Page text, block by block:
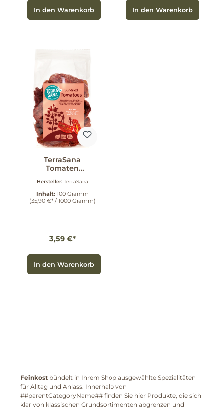
In den Warenkorb In den Warenkorb
TerraSana
Tomaten
100 g
Hersteller: TerraSana
Inhalt: 100 Gramm
(35,90 €* / 1000 Gramm)
3,59 €*
In den Warenkorb
Feinkost bündelt in Ihrem Shop ausgewählte Spezialitäten
für Alltag und Anlass. Innerhalb von
##parentCategoryName## finden Sie hier Produkte, die sich
klar von klassischen Grundsortimenten abgrenzen und